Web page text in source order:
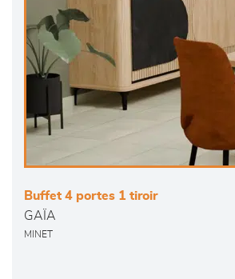
Buffet 4 portes 1 tiroir
GAÏA
MINET